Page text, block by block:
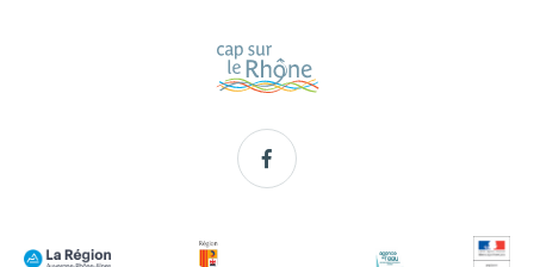
Facebook